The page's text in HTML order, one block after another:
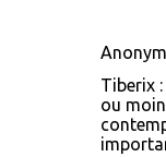
Tiberix
ou